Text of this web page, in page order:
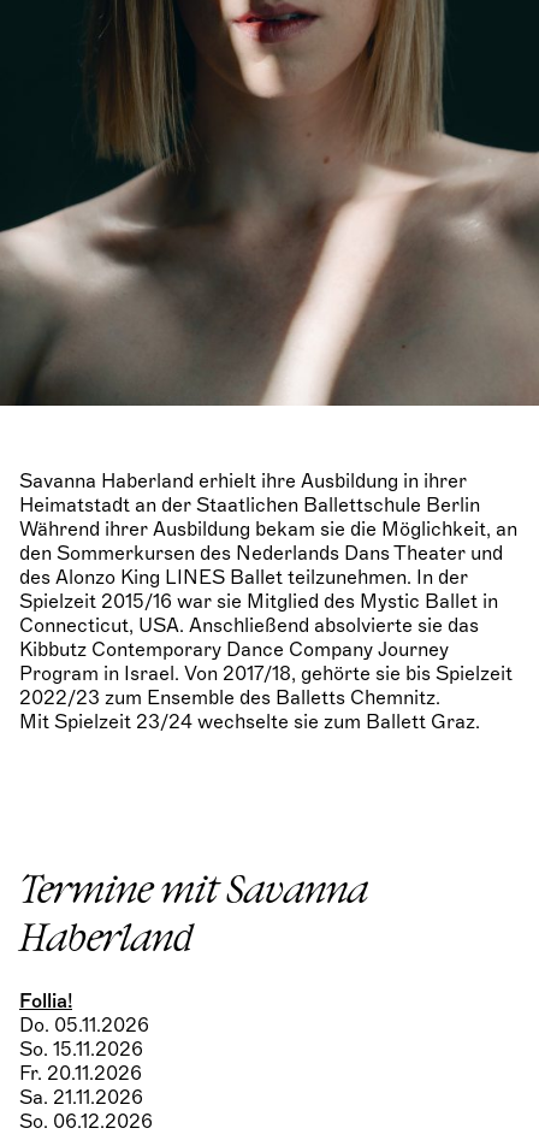
Savanna Haberland erhielt ihre Ausbildung in ihrer
Heimatstadt an der Staatlichen Ballettschule Berlin
Während ihrer Ausbildung bekam sie die Möglichkeit, an
den Sommerkursen des Nederlands Dans Theater und
des Alonzo King LINES Ballet teilzunehmen. In der
Spielzeit 2015/16 war sie Mitglied des Mystic Ballet in
Connecticut, USA. Anschließend absolvierte sie das
Kibbutz Contemporary Dance Company Journey
Program in Israel. Von 2017/18, gehörte sie bis Spielzeit
2022/23 zum Ensemble des Balletts Chemnitz.
Mit Spielzeit 23/24 wechselte sie zum Ballett Graz.
Termine mit Savanna
Haberland
Follia!
Do. 05.11.2026
So. 15.11.2026
Fr. 20.11.2026
Sa. 21.11.2026
So. 06.12.2026